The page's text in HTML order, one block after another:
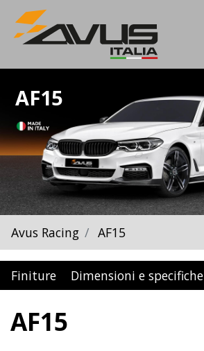
AF15
Avus Racing AF15
Finiture Dimensioni e specifiche
AF15